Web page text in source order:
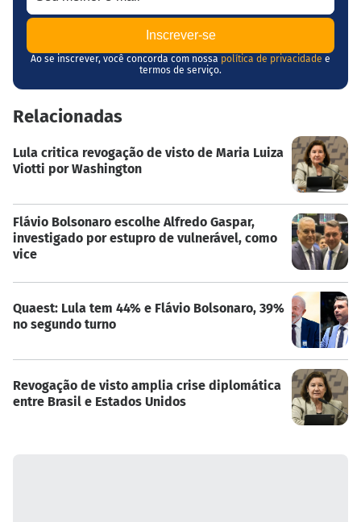
Ao se inscrever, você concorda com nossa política de privacidade e
termos de serviço.
Relacionadas
Lula critica revogação de visto de Maria Luiza
Viotti por Washington
Flávio Bolsonaro escolhe Alfredo Gaspar,
investigado por estupro de vulnerável, como
vice
Quaest: Lula tem 44% e Flávio Bolsonaro, 39%
no segundo turno
Revogação de visto amplia crise diplomática
entre Brasil e Estados Unidos